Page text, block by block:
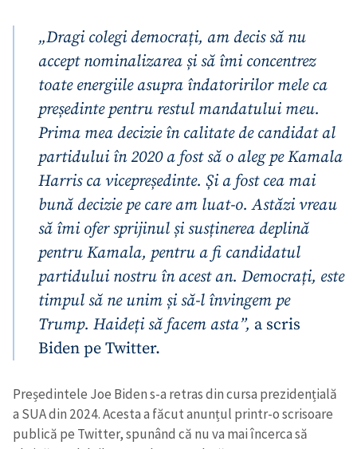
„Dragi colegi democrați, am decis să nu
accept nominalizarea și să îmi concentrez
toate energiile asupra îndatoririlor mele ca
președinte pentru restul mandatului meu.
Prima mea decizie în calitate de candidat al
partidului în 2020 a fost să o aleg pe Kamala
Harris ca vicepreședinte. Și a fost cea mai
bună decizie pe care am luat-o. Astăzi vreau
să îmi ofer sprijinul și susținerea deplină
pentru Kamala, pentru a fi candidatul
partidului nostru în acest an. Democrați, este
timpul să ne unim și să-l învingem pe
Trump. Haideți să facem asta”, a scris
Biden pe Twitter.
Președintele Joe Biden s-a retras din cursa prezidențială
a SUA din 2024. Acesta a făcut anunțul printr-o scrisoare
publică pe Twitter, spunând că nu va mai încerca să